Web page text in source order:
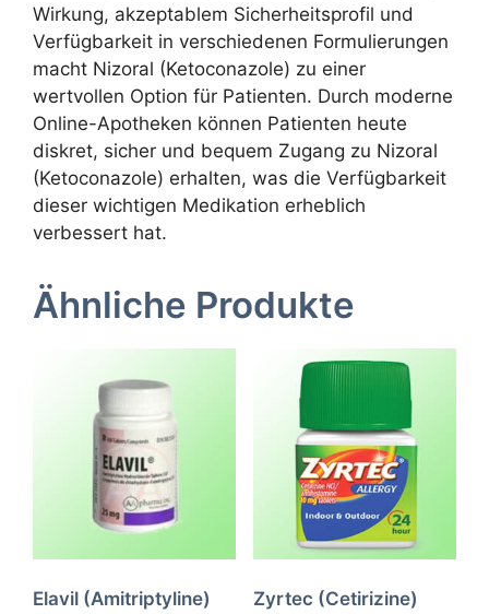
Wirkung, akzeptablem Sicherheitsprofil und
Verfügbarkeit in verschiedenen Formulierungen
macht Nizoral (Ketoconazole) zu einer
wertvollen Option für Patienten. Durch moderne
Online-Apotheken können Patienten heute
diskret, sicher und bequem Zugang zu Nizoral
(Ketoconazole) erhalten, was die Verfügbarkeit
dieser wichtigen Medikation erheblich
verbessert hat.
Ähnliche Produkte
Elavil (Amitriptyline) Zyrtec (Cetirizine)